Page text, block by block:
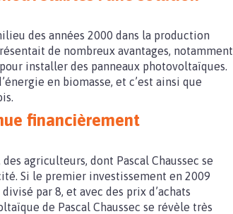
des années 2000 dans la production
de nombreux avantages, notamment
installer des panneaux photovoltaïques.
en biomasse, et c’est ainsi que
financièrement
agriculteurs, dont Pascal Chaussec se
Si le premier investissement en 2009
par 8, et avec des prix d’achats
de Pascal Chaussec se révèle très